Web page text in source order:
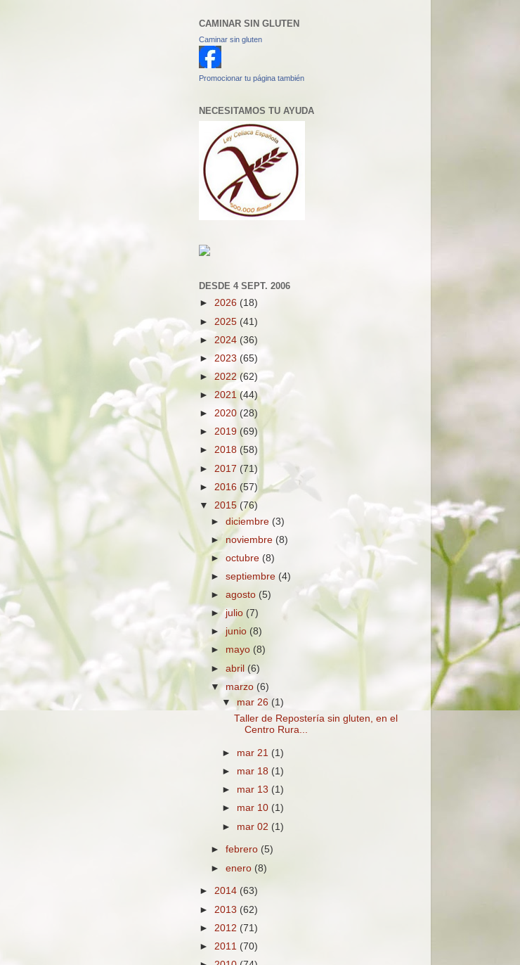
CAMINAR SIN GLUTEN
Caminar sin gluten
Promocionar tu página también
NECESITAMOS TU AYUDA
DESDE 4 SEPT. 2006
► 2026 (18)
► 2025 (41)
► 2024 (36)
► 2023 (65)
► 2022(62)
► 2021 (44)
► 2020 (28)
► 2019 (69)
► 2018 (58)
► 2017 (71)
► 2016 (57)
▼ 2015 (76)
►diciembre (3)
► noviembre(8)
►octubre (8)
►septiembre(4)
►agosto (5)
►julio (7)
►junio (8)
► mayo (8)
►abril(6)
▼ marzo (6)
▼ mar 26 (1)
Taller de Repostería sin gluten, en el
Centro Rura...
► mar 21 (1)
► mar 18 (1)
► mar 13 (1)
► mar 10 (1)
► mar 02 (1)
►febrero (5)
►enero (8)
► 2014 (63)
► 2013 (62)
► 2012 (71)
► 2011 (70)